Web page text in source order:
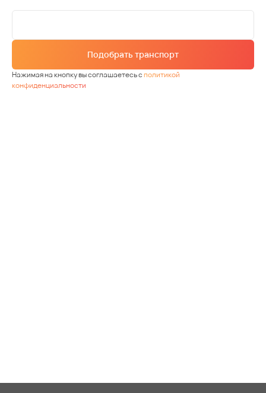
Подобрать транспорт
Нажимая на кнопку вы соглашаетесь сполитикой
конфиденциальности